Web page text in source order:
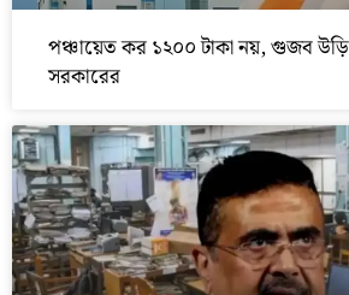
পঞ্চায়েত কর ১২০০ টাকা নয়, গুজব
সরকারের